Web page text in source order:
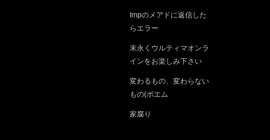
Impのメアドに返信した
らエラー
末永くウルティマオンラ
インをお楽しみ下さい
変わるもの、変わらない
もの(ポエム
家腐り